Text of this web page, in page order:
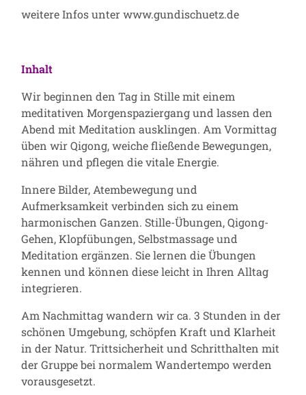
weitere Infos unterwww.gundischuetz.de
Inhalt
Wir beginnen den Tag in Stille mit einem
meditativen Morgenspaziergang und lassen den
Abend mit Meditation ausklingen. Am Vormittag
üben wir Qigong, weiche fließende Bewegungen,
nähren und pflegen die vitale Energie.
Innere Bilder, Atembewegung und
Aufmerksamkeit verbinden sich zu einem
harmonischen Ganzen. Stille-Übungen, Qigong-
Gehen, Klopfübungen, Selbstmassage und
Meditation ergänzen. Sie lernen die Übungen
kennen und können diese leicht in Ihren Alltag
integrieren.
Am Nachmittag wandern wir ca. 3 Stunden in der
schönen Umgebung, schöpfen Kraft und Klarheit
in der Natur. Trittsicherheit und Schritthalten mit
der Gruppe bei normalem Wandertempo werden
vorausgesetzt.